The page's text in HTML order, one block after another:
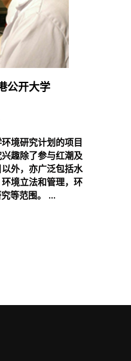
公开大学
境研究计划的项目
趣除了参与红潮及
外，亦广泛包括水
境立法和管理，环
等范围。 ...